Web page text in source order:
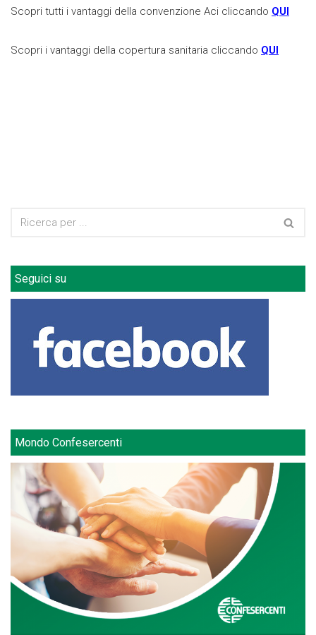
Scopri tutti i vantaggi della convenzione Aci cliccando QUI
Scopri i vantaggi della copertura sanitaria cliccando QUI
Seguici su
Mondo Confesercenti